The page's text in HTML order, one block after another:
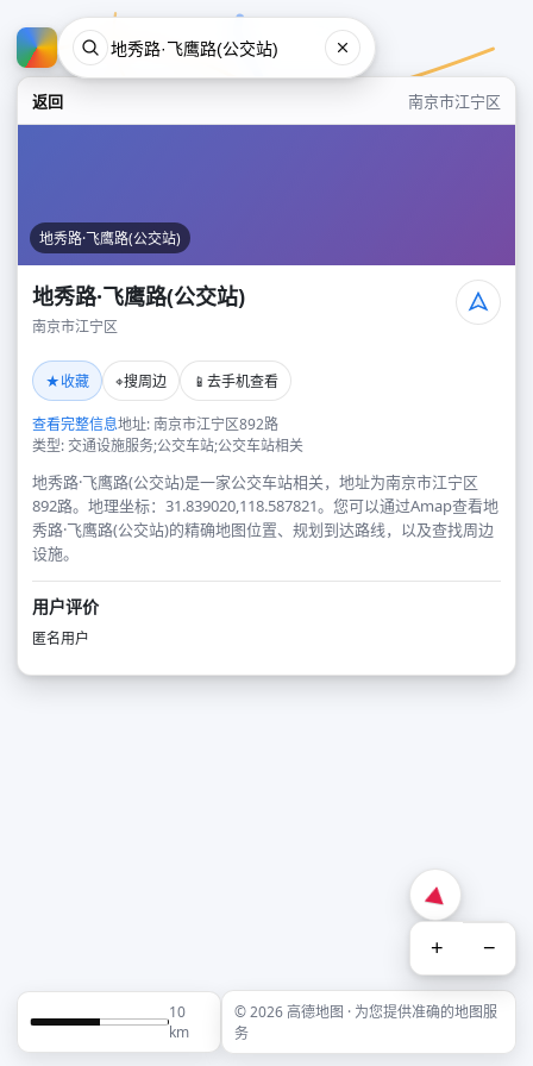
返回 南京市江宁区
地秀路·飞鹰路(公交站)
地秀路·飞鹰路(公交站)
南京市江宁区
★收藏 ⌖搜周边 📱 去手机查看
查看完整信息地址: 南京市江宁区892路
类型: 交通设施服务;公交车站;公交车站相关
地秀路·飞鹰路(公交站)是一家公交车站相关，地址为南京市江宁区
892路。地理坐标：31.839020,118.587821。您可以通过Amap查看地
秀路·飞鹰路(公交站)的精确地图位置、规划到达路线，以及查找周边
设施。
用户评价
匿名用户
+ −
10
km
© 2026 高德地图 · 为您提供准确的地图服
务